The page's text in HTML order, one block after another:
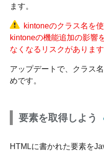
ます。
kintoneのクラス名を
kintoneの機能追加の影響
なくなるリスクがあります
アップデートで、クラス
めです。
要素を取得しよう
HTMLに書かれた要素を